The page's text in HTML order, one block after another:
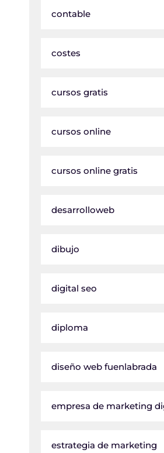
contable
costes
cursos gratis
cursos online
cursos online gratis
desarrolloweb
dibujo
digital seo
diploma
diseño web fuenlabrada
empresa de marketing
estrategia de marketing